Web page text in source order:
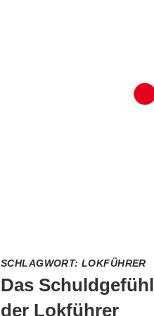
SCHLAGWORT:LOKFÜHRER
Das Schuldgefühl
der Lokführer